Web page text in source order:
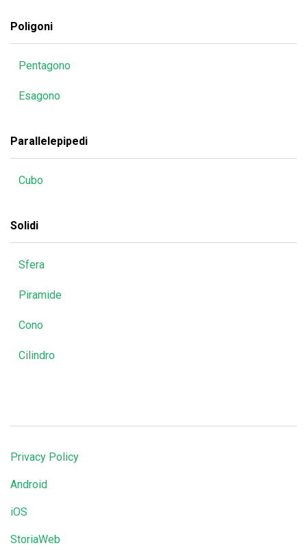
Poligoni
Pentagono
Esagono
Parallelepipedi
Cubo
Solidi
Sfera
Piramide
Cono
Cilindro
Privacy Policy
Android
iOS
StoriaWeb